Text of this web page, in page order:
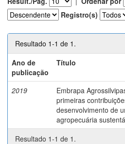
Registro(s)
Resultado 1-1 de 1.
Ano de
publicação
Título
2019
Embrapa
primeiras
desenvolvimento de
agropecuária
Resultado 1-1 de 1.